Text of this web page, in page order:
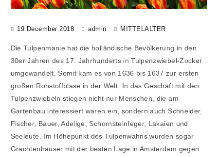
19 December 2018 admin MITTELALTER
Die Tulpenmanie hat die holländische Bevölkerung in den
30er Jahren des 17. Jahrhunderts in Tulpenzwiebel-Zocker
umgewandelt. Somit kam es von 1636 bis 1637 zur ersten
großen Rohstoffblase in der Welt. In das Geschäft mit den
Tulpenzwiebeln stiegen nicht nur Menschen, die am
Gartenbau interessiert waren ein, sondern auch Schneider,
Fischer, Bauer, Adelige, Schornsteinfeger, Lakaien und
Seeleute. Im Höhepunkt des Tulpenwahns wurden sogar
Grachtenhäuser mit der besten Lage in Amsterdam gegen